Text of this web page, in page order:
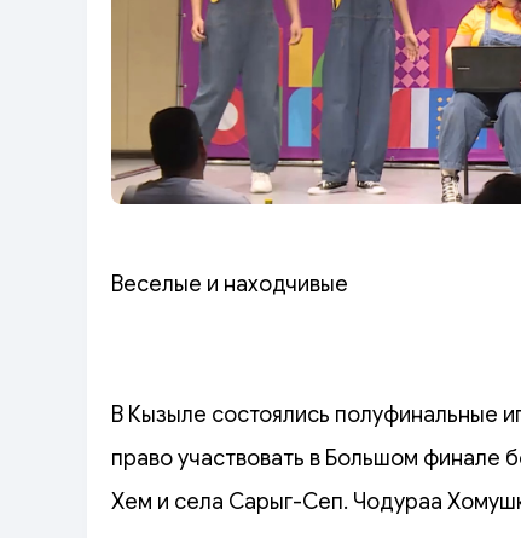
Веселые и находчивые
В Кызыле состоялись полуфинальные
право участвовать в Большом финале
Хем и села Сарыг-Сеп. Чодураа